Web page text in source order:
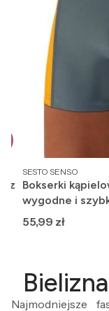
z
PRODUCENT
SESTO SENSO
Bokserki
wygodne i
Cena
55,99 zł
Najmodniejsze